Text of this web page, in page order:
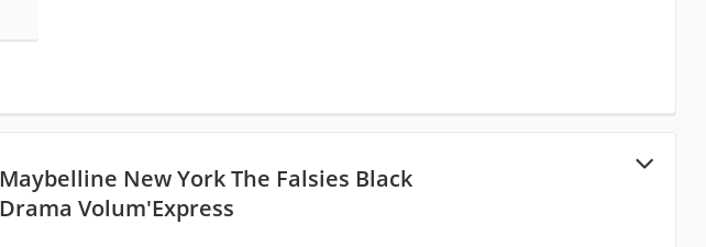
Maybelline New York The Falsies Black
Drama Volum'Express